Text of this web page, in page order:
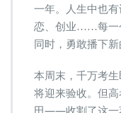
一年。人生中也
恋、创业……每一
同时，勇敢播下新
本周末，千万考
将迎来验收。但